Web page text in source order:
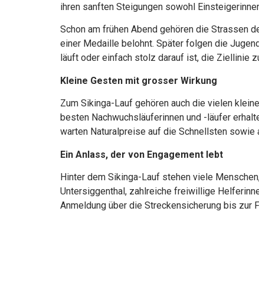
ihren sanften Steigungen sowohl
Schon am frühen Abend gehören die Strassen
einer Medaille belohnt. Später folgen die
läuft oder einfach stolz darauf ist, die Ziellinie
Kleine Gesten mit grosser Wirkung
Zum Sikinga-Lauf gehören auch die vielen
besten Nachwuchsläuferinnen und -läufer
warten Naturalpreise auf die Schnellsten
Ein Anlass, der von Engagement lebt
Hinter dem Sikinga-Lauf stehen viele
Untersiggenthal, zahlreiche freiwillige
Anmeldung über die Streckensicherung bis zur